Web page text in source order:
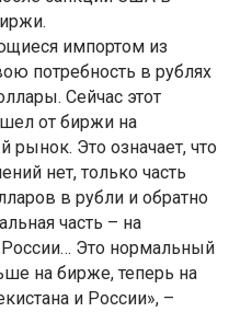
импортом из
потребность в рублях
Сейчас этот
от биржи на
Это означает, что
нет, только часть
в рубли и обратно
часть – на
Это нормальный
на бирже, теперь на
и России», –